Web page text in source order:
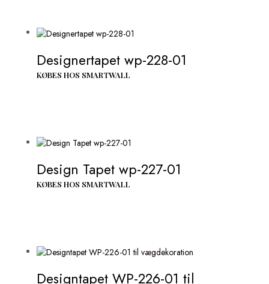
Designertapet wp-228-01
KØBES HOS SMARTWALL
Design Tapet wp-227-01
KØBES HOS SMARTWALL
Designtapet WP-226-01 til